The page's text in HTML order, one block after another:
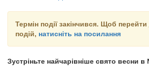
Термін події закінчився. Щоб
подій, натисніть на посилання
Зустріньте найчарівніше свято весни в